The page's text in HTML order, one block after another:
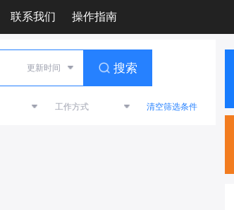
联系我们 操作指南
搜索
清空筛选条件